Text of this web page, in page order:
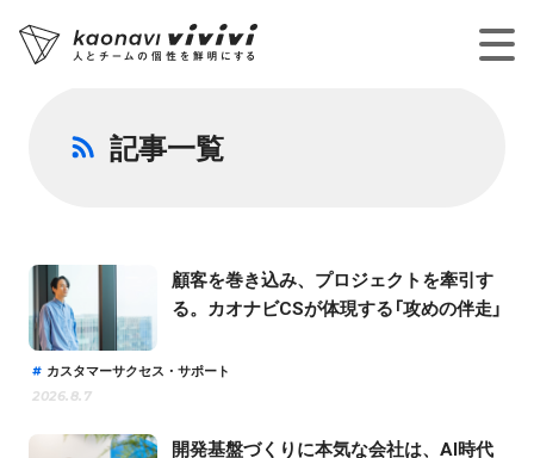
記事一覧
顧客を巻き込み、プロジェクトを牽引す
る。カオナビCSが体現する「攻めの伴走」
カスタマーサクセス・サポート
2026.8.7
開発基盤づくりに本気な会社は、AI時代